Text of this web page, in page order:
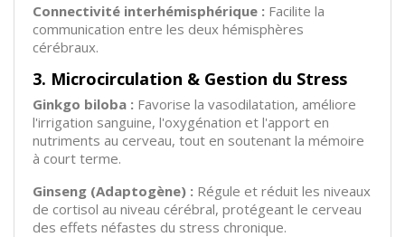
Connectivité interhémisphérique : Facilite la
communication entre les deux hémisphères
cérébraux.
3. Microcirculation & Gestion du Stress
Ginkgo biloba : Favorise la vasodilatation, améliore
l'irrigation sanguine, l'oxygénation et l'apport en
nutriments au cerveau, tout en soutenant la mémoire
à court terme.
Ginseng (Adaptogène) : Régule et réduit les niveaux
de cortisol au niveau cérébral, protégeant le cerveau
des effets néfastes du stress chronique.